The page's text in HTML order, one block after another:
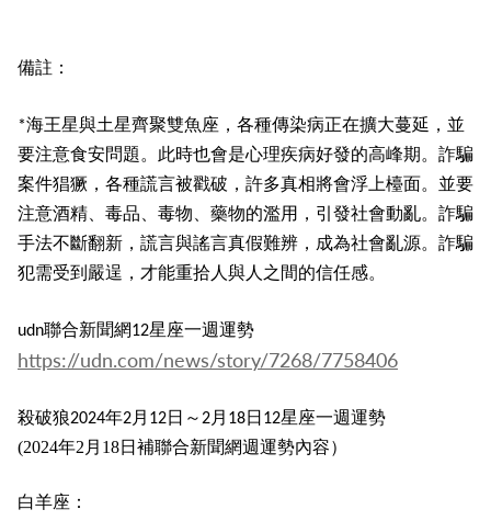
備註：
*海王星與土星齊聚雙魚座，各種傳染病正在擴大蔓延，並
要注意食安問題。此時也會是心理疾病好發的高峰期。詐騙
案件猖獗，各種謊言被戳破，許多真相將會浮上檯面。並要
注意酒精、毒品、毒物、藥物的濫用，引發社會動亂。詐騙
手法不斷翻新，謊言與謠言真假難辨，成為社會亂源。詐騙
犯需受到嚴逞，才能重拾人與人之間的信任感。
udn聯合新聞網12星座一週運勢
https://udn.com/news/story/7268/7758406
殺破狼2024年2月 12日～2月 18日 12星座一週運勢
(2024年2月18日補聯合新聞網週運勢內容）
白羊座：